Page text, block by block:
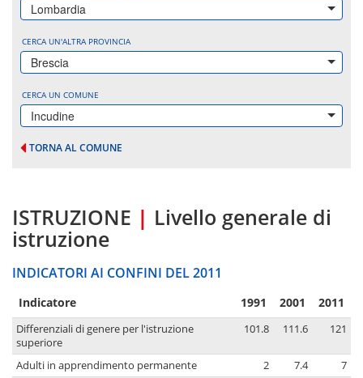
Lombardia
CERCA UN'ALTRA PROVINCIA
Brescia
CERCA UN COMUNE
Incudine
TORNA AL COMUNE
ISTRUZIONE | Livello generale di
istruzione
INDICATORI AI CONFINI DEL 2011
Indicatore 1991 2001 2011
Differenziali di genere per l'istruzione
superiore
101.8 111.6 121
Adulti in apprendimento permanente 2 7.4
7